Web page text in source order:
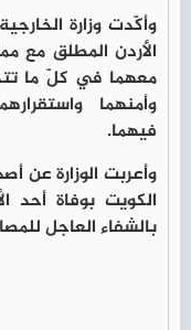
وأكّدت وزارة
الأردن المطلق مع
معهما في كلّ ما
وأمنهما
فيهما.
وأعربت الوزارة عن
الكويت بوفاة أحد
بالشفاء العاجل